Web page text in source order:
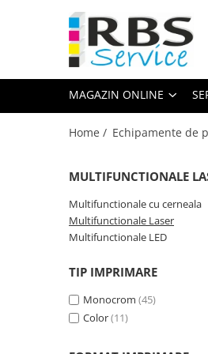
Magazin Online
Format mare - plotter
Imprimante LED
Multifunctionale
Multifunctionale cu cerneala
Multifunctionale LED
Scanere de birou
MAGAZIN ONLINE
Home / Echipamente de
MULTIFUNCTIONALE
Multifunctionale cu cerneala
Multifunctionale Laser
Multifunctionale LED
TIP IMPRIMARE
Monocrom (45)
Color(11)